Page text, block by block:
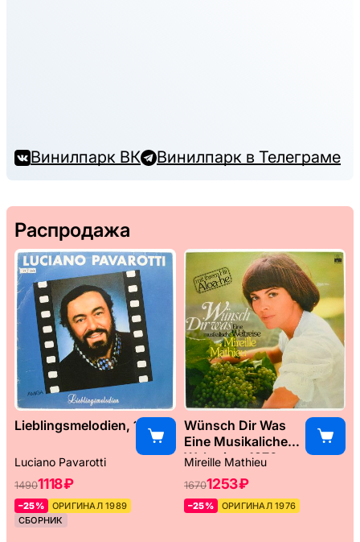
Винилпарк ВК Винилпарк в Телеграме
Распродажа
Lieblingsmelodien, 1989
Luciano Pavarotti
14901118 ₽
–25%
ОРИГИНАЛ 1989
СБОРНИК
Wünsch Dir Was
Eine Musikaliche
Weltreise, 1976
Mireille Mathieu
16701253 ₽
–25% ОРИГИНАЛ 1976